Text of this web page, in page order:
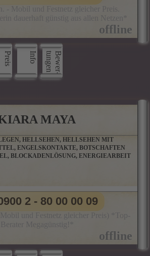
Preis Info B
e
w
e
r
­
t
u
n
g
e
n
MAYA
HELLSEHEN, HELLSEHEN MIT
ENGELSKONTAKTE, BOTSCHAFTEN
BLOCKADENLÖSUNG, ENERGIEARBEIT
2 - 80 00 00 09